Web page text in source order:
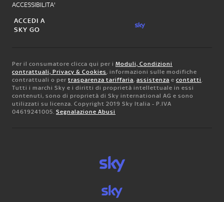
ACCESSIBILITA'
ACCEDI A
SKY GO
Per il consumatore clicca qui per i Moduli, Condizioni
contrattuali, Privacy & Cookies, informazioni sulle modifiche
contrattuali o per trasparenza tariffaria, assistenza e contatti.
Tutti i marchi Sky e i diritti di proprietà intellettuale in essi
contenuti, sono di proprietà di Sky international AG e sono
utilizzati su licenza. Copyright 2019 Sky Italia - P.IVA
04619241005. Segnalazione Abusi